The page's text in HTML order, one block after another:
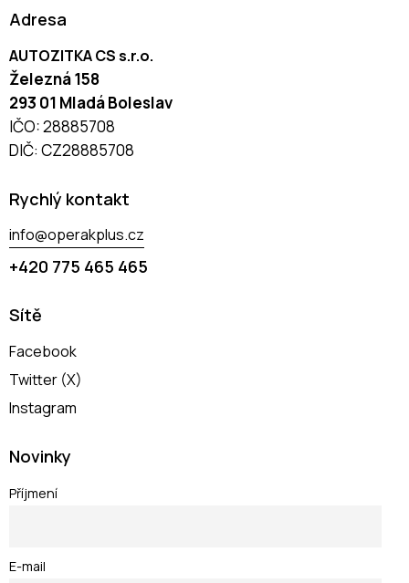
Adresa
AUTOZITKA CS s.r.o.
Železná 158
293 01 Mladá Boleslav
IČO: 28885708
DIČ: CZ28885708
Rychlý kontakt
info@operakplus.cz
+420 775 465 465
Sítě
Facebook
Twitter (X)
Instagram
Novinky
Příjmení
E-mail